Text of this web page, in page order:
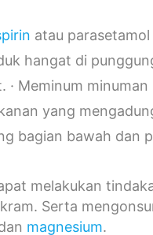
atau
hangat di
· Meminum
yang
bagian bawah dan
melakukan
Serta
magnesium.